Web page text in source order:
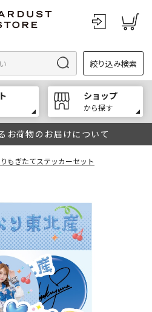
絞り込み検索
ショップ
から探す
お荷物のお届けについて
もぎたてステッカーセット